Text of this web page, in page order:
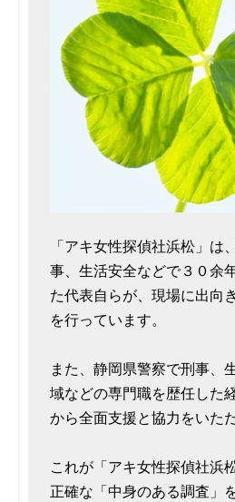
「アキ女性探偵社浜松」は
事、生活安全などで３０余
た代表自らが、現場に出向
を行っています。
また、静岡県警察で刑事、
域などの専門職を歴任した
から全面支援と協力をいた
これが「アキ女性探偵社浜
正確な「中身のある調査」